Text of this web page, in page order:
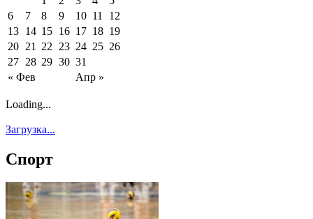
« Фев Апр »
6
7 8 9 10 11
12
13 14 15 16 17 18 19
20 21 22 23 24 25 26
27 28 29 30 31
Loading...
Загрузка...
Спорт